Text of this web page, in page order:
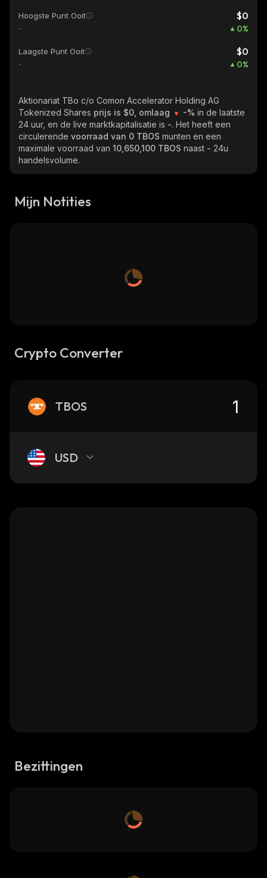
Hoogste Punt Ooit $0
- 0%
Laagste Punt Ooit $0
- 0%
Aktionariat TBo c/o Comon Accelerator Holding AG
Tokenized Shares prijs is $0, omlaag -% in de laatste
24 uur, en de live marktkapitalisatie is -. Het heeft een
circulerende voorraad van 0 TBOS munten en een
maximale voorraad van 10,650,100 TBOS naast - 24u
handelsvolume.
Mijn Notities
Crypto Converter
TBOS
USD
Bezittingen